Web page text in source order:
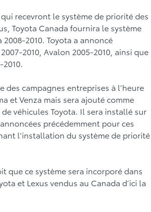
recevront le système de priorité des
Toyota Canada fournira le système
2010. Toyota a annoncé
2010, Avalon 2005-2010, ainsi que
campagnes entreprises à l’heure
et Venza mais sera ajouté comme
véhicules Toyota. Il sera installé sur
précédemment pour ces
l’installation du système de priorité
que ce système sera incorporé dans
et Lexus vendus au Canada d’ici la